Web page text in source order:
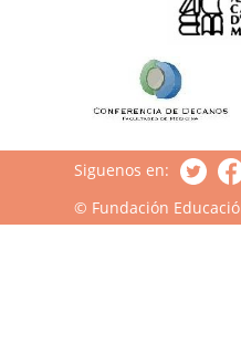
Siguenos en:
© Fundación